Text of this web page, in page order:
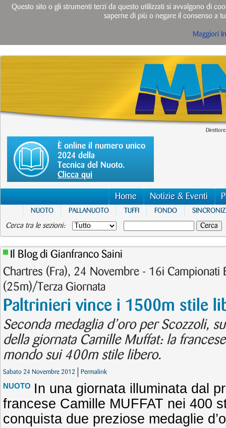
È online il numero unico
2024 della
Tecnica del Nuoto.
Clicca qui
Home Notizie & Eventi
NUOTO PALLANUOTO TUFFI FONDO
Cerca tra le sezioni:
Il Blog di Gianfranco Saini
Chartres (Fra), 24 Novembre - 16i Campionati
(25m)/Terza Giornata
Paltrinieri vince i 1500m stile
Seconda medaglia d’oro per Scozzoli,
della giornata Camille Muffat: la
mondo sui 400m stile libero.
Sabato 24 Novembre 2012 Permalink
NUOTO In una giornata illuminata dal
francese Camille MUFFAT nei 400
conquista due preziose medaglie
Questo sito o gli strumenti terzi da questo utilizzati si avvalgono di
saperne di più o negare il consenso a
Maggiori